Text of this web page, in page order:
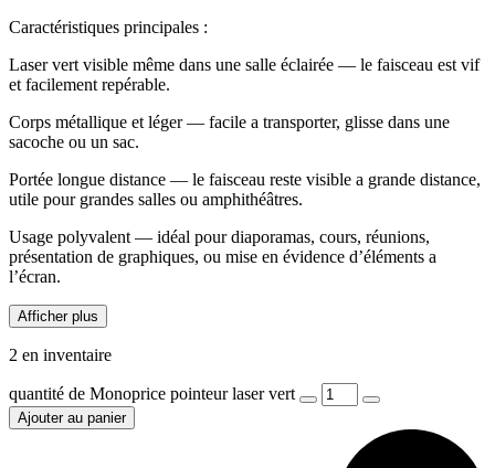
Caractéristiques principales :
Laser vert visible même dans une salle éclairée — le faisceau est vif
et facilement repérable.
Corps métallique et léger — facile a transporter, glisse dans une
sacoche ou un sac.
Portée longue distance — le faisceau reste visible a grande distance,
utile pour grandes salles ou amphithéâtres.
Usage polyvalent — idéal pour diaporamas, cours, réunions,
présentation de graphiques, ou mise en évidence d’éléments a
l’écran.
Afficher plus
2 en inventaire
quantité de Monoprice pointeur laser vert
Ajouter au panier